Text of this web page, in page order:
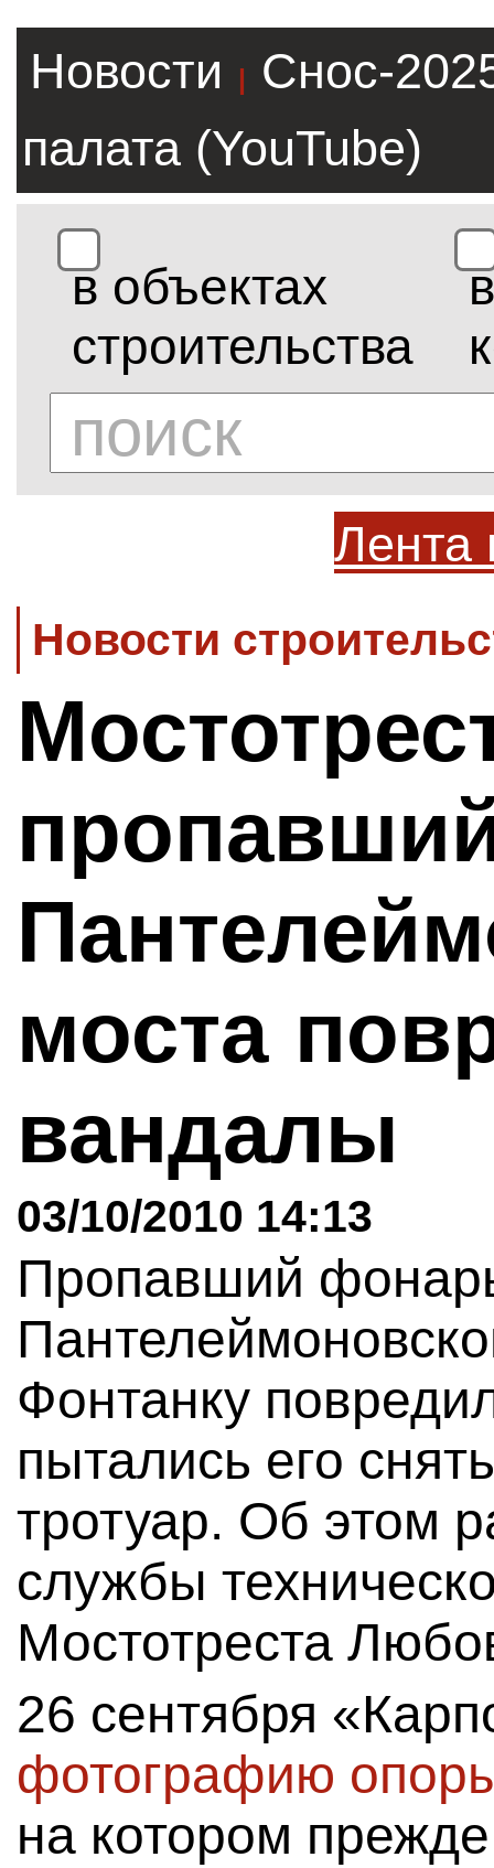
Новости |
Снос-
палата (YouTube)
в объектах
строительства
в
Лента
Новости
моста
вандалы
03/10/2010 14:13
Пропавший
Фонтанку
пытались его
тротуар. Об этом
службы
Мостотреста
26 сентября
фотографию
на котором